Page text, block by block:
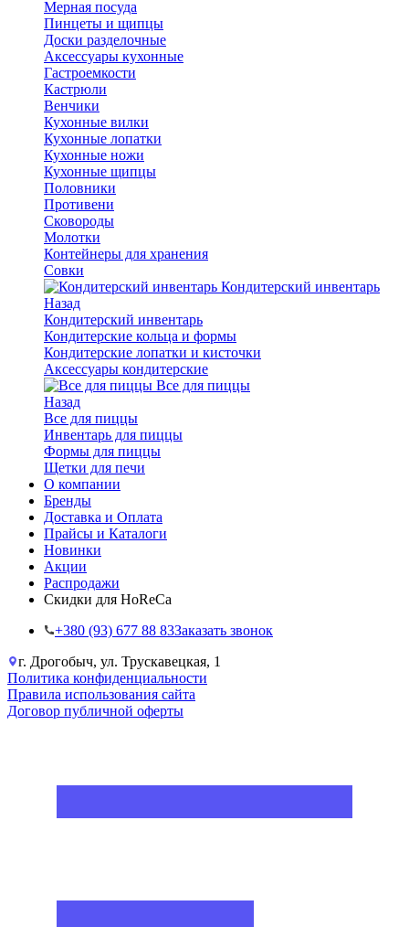
Мерная посуда
Пинцеты и щипцы
Доски разделочные
Аксессуары кухонные
Гастроемкости
Кастрюли
Венчики
Кухонные вилки
Кухонные лопатки
Кухонные ножи
Кухонные щипцы
Половники
Противени
Сковороды
Молотки
Контейнеры для хранения
Совки
Кондитерский инвентарь
Назад
Кондитерский инвентарь
Кондитерские кольца и формы
Кондитерские лопатки и кисточки
Аксессуары кондитерские
Все для пиццы
Назад
Все для пиццы
Инвентарь для пиццы
Формы для пиццы
Щетки для печи
О компании
Бренды
Доставка и Оплата
Прайсы и Каталоги
Новинки
Акции
Распродажи
Скидки для HoReCa
+38‎0 (93) 677 88 83Заказать звонок
г. Дрогобыч, ул. Трускавецкая, 1
Политика конфиденциальности
Правила использования сайта
Договор публичной оферты